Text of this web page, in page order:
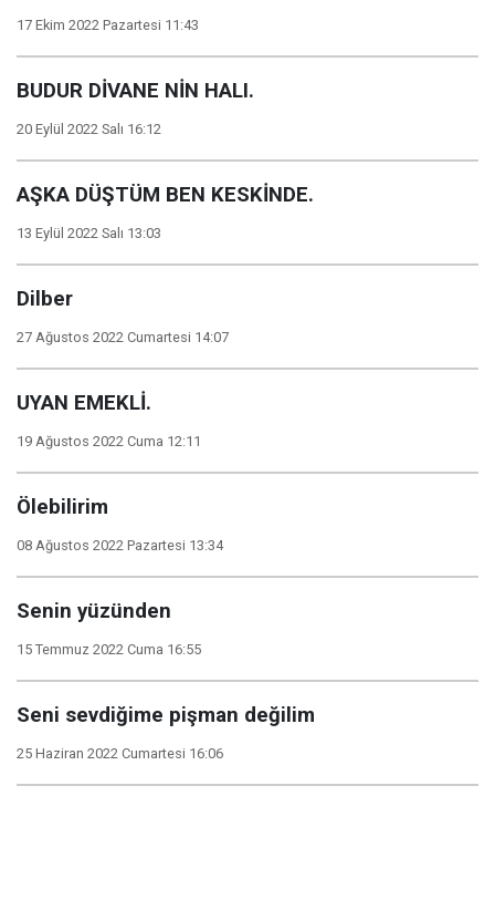
17 Ekim 2022 Pazartesi 11:43
BUDUR DİVANE NİN HALI.
20 Eylül 2022 Salı 16:12
AŞKA DÜŞTÜM BEN KESKİNDE.
13 Eylül 2022 Salı 13:03
Dilber
27 Ağustos 2022 Cumartesi 14:07
UYAN EMEKLİ.
19 Ağustos 2022 Cuma 12:11
Ölebilirim
08 Ağustos 2022 Pazartesi 13:34
Senin yüzünden
15 Temmuz 2022 Cuma 16:55
Seni sevdiğime pişman değilim
25 Haziran 2022 Cumartesi 16:06